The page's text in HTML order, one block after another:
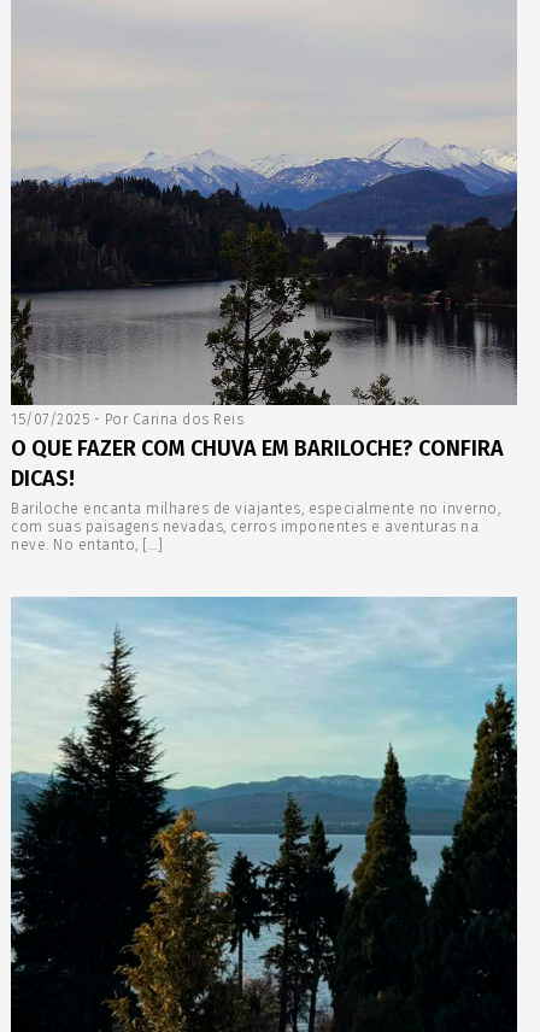
15/07/2025 - Por Carina dos Reis
O QUE FAZER COM CHUVA EM BARILOCHE? CONFIRA
DICAS!
Bariloche encanta milhares de viajantes, especialmente no inverno,
com suas paisagens nevadas, cerros imponentes e aventuras na
neve. No entanto, […]